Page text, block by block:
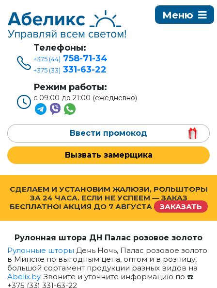
Телефоны:
+375 (44) 758-71-34
+375 (33) 331-63-22
Режим работы:
с 09:00 до 21:00 (ежедневно)
Ввести промокод
Вызвать замерщика
СДЕЛАЕМ И УСТАНОВИМ ЖАЛЮЗИ, РОЛЬШТОРЫ
ЗА 24 ЧАСА. ЕСЛИ НЕ УСПЕЕМ — ЗАКАЗ
БЕСПЛАТНО! АКЦИЯ ДО 7 АВГУСТА ЗАКАЗАТЬ
Рулонная штора ДН Палас розовое золото
Рулонные шторы День Ночь, Палас розовое золото
в Минске по выгодным цена, оптом и в розницу,
большой сортамент продукции разных видов на
Abelix.by. Звоните и уточните информацию по ☎️
+375 (33) 331-63-22